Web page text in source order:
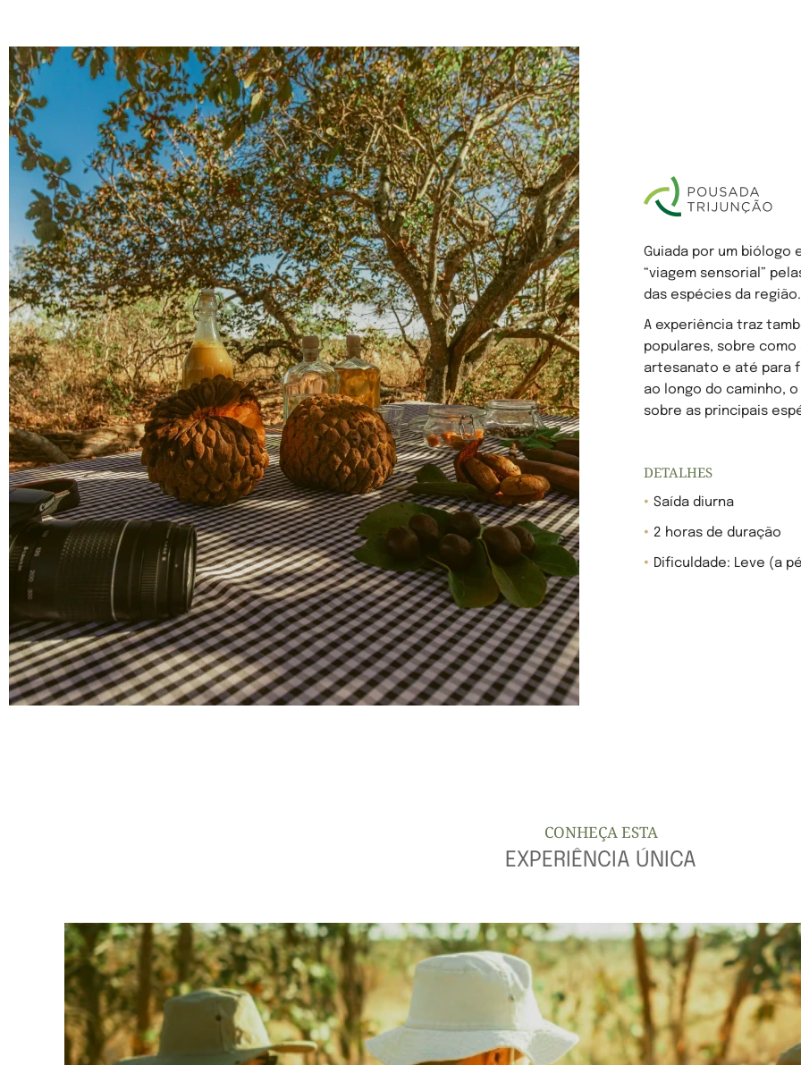
Guiada por um biólogo
“viagem sensorial”
das espécies da região.
A experiência traz
populares, sobre
artesanato e até para
ao longo do caminho,
sobre as principais
DETALHES
Saída diurna
2 horas de duração
Dificuldade: Leve (a
CONHEÇA ESTA
EXPERIÊNCIA ÚNICA